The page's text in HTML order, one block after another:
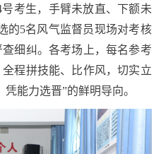
考生，手臂未放直、下额未
的5名风气监督员现场对考核
细纠。各考场上，每名参考
程拼技能、比作风，切实立
能力选晋”的鲜明导向。